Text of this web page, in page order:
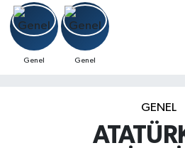
Genel Genel
GENEL